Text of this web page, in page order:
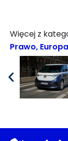
Więcej z
Prawo, Europa